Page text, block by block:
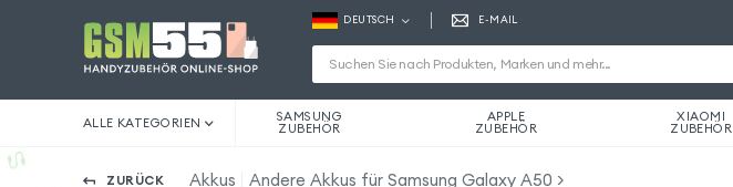
DEUTSCH E-MAIL
ALLE KATEGORIEN SAMSUNG
ZUBEHÖR
APPLE
ZUBEHÖR
XIAOMI
ZUBEHÖR
ZURÜCK Akkus Andere Akkus für Samsung Galaxy A50